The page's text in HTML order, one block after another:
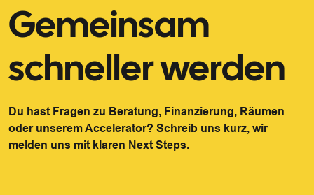
Gemeinsam
schneller werden
Du hast Fragen zu Beratung, Finanzierung, Räumen
oder unserem Accelerator? Schreib uns kurz, wir
melden uns mit klaren Next Steps.